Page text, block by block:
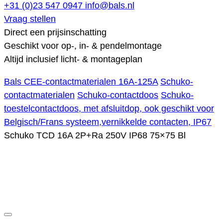
+31 (0)23 547 0947 info@bals.nl
Vraag stellen
Direct een prijsinschatting
Geschikt voor op-, in- & pendelmontage
Altijd inclusief licht- & montageplan
Bals CEE-contactmaterialen 16A-125A Schuko-
contactmaterialen Schuko-contactdoos Schuko-
toestelcontactdoos, met afsluitdop, ook geschikt voor
Belgisch/Frans systeem,vernikkelde contacten, IP67
Schuko TCD 16A 2P+Ra 250V IP68 75×75 Bl